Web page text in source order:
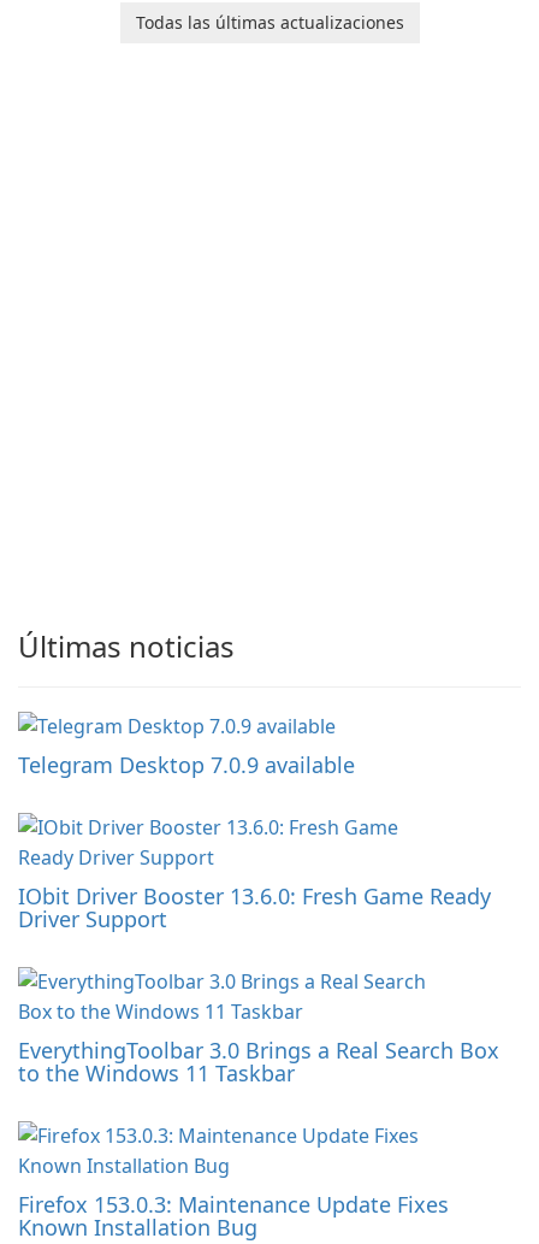
Combat Cards - 40K, a card
allowing you to enhance your
Todas las últimas actualizaciones
Últimas noticias
Telegram Desktop 7.0.9 available
IObit Driver Booster 13.6.0: Fresh Game Ready
Driver Support
EverythingToolbar 3.0 Brings a Real Search Box
to the Windows 11 Taskbar
Firefox 153.0.3: Maintenance Update Fixes
Known Installation Bug